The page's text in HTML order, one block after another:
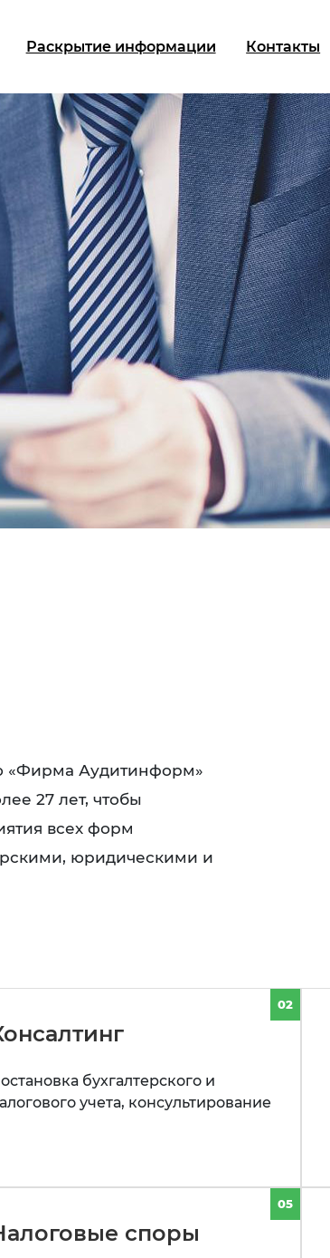
Раскрытие информации Контакты
«Фирма Аудитинформ»
27 лет, чтобы
всех форм
юридическими и
02
бухгалтерского и
учета, консультирование
05
споры